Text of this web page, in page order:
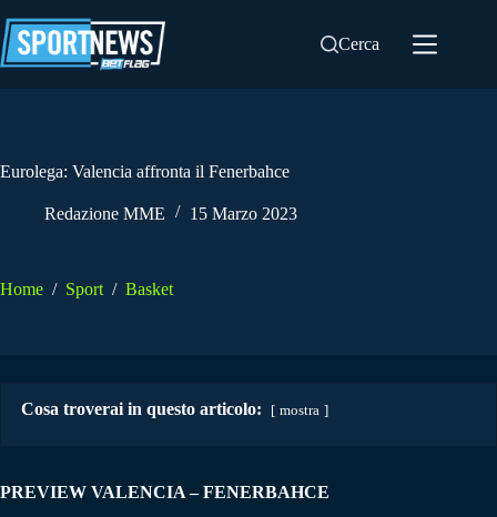
al
contenuto
Cerca
Eurolega: Valencia affronta il Fenerbahce
Redazione MME 15 Marzo 2023
Home / Sport / Basket
Cosa troverai in questo articolo: mostra
PREVIEW VALENCIA – FENERBAHCE